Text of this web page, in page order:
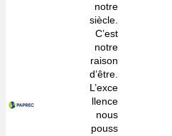
notre
siècle.
C’est
notre
raison
d’être.
L’exce
llence
nous
pouss